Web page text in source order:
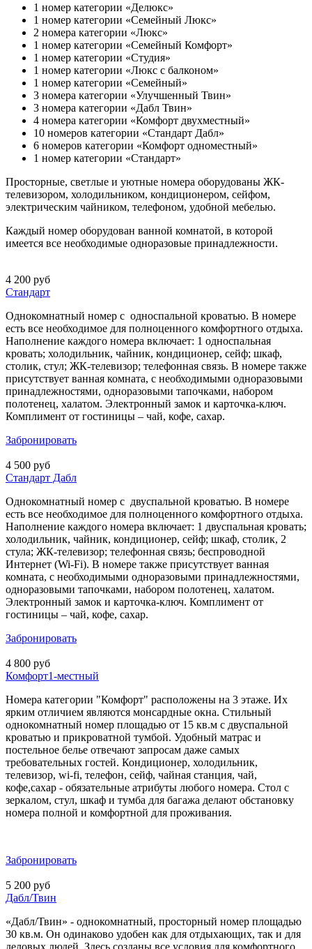
1 номер категории «Делюкс»
1 номер категории «Семейный Люкс»
2 номера категории «Люкс»
1 номер категории «Семейный Комфорт»
1 номер категории «Студия»
1 номер категории «Люкс с балконом»
1 номер категории «Семейный»
3 номера категории «Улучшенный Твин»
3 номера категории «Дабл Твин»
4 номера категории «Комфорт двухместный»
10 номеров категории «Стандарт Дабл»
6 номеров категории «Комфорт одноместный»
1 номер категории «Стандарт»
Просторные, светлые и уютные номера оборудованы ЖК-
телевизором, холодильником, кондиционером, сейфом,
электрическим чайником, телефоном, удобной мебелью.
Каждый номер оборудован ванной комнатой, в которой
имеется все необходимые одноразовые принадлежности.
4 200 руб
Стандарт
Однокомнатный номер с односпальной кроватью. В номере
есть все необходимое для полноценного комфортного отдыха.
Наполнение каждого номера включает: 1 односпальная
кровать; холодильник, чайник, кондиционер, сейф; шкаф,
столик, стул; ЖК-телевизор; телефонная связь. В номере также
присутствует ванная комната, с необходимыми одноразовыми
принадлежностями, одноразовыми тапочками, набором
полотенец, халатом. Электронный замок и карточка-ключ.
Комплимент от гостиницы – чай, кофе, сахар.
Забронировать
4 500 руб
Стандарт Дабл
Однокомнатный номер с двуспальной кроватью. В номере
есть все необходимое для полноценного комфортного отдыха.
Наполнение каждого номера включает: 1 двуспальная кровать;
холодильник, чайник, кондиционер, сейф; шкаф, столик, 2
стула; ЖК-телевизор; телефонная связь; беспроводной
Интернет (Wi-Fi). В номере также присутствует ванная
комната, с необходимыми одноразовыми принадлежностями,
одноразовыми тапочками, набором полотенец, халатом.
Электронный замок и карточка-ключ. Комплимент от
гостиницы – чай, кофе, сахар.
Забронировать
4 800 руб
Комфорт1-местный
Номера категории "Комфорт" расположены на 3 этаже. Их
ярким отличием являются монсардные окна. Стильный
однокомнатный номер площадью от 15 кв.м с двуспальной
кроватью и прикроватной тумбой. Удобный матрас и
постельное белье отвечают запросам даже самых
требовательных гостей. Кондиционер, холодильник,
телевизор, wi-fi, телефон, сейф, чайная станция, чай,
кофе,сахар - обязательные атрибуты любого номера. Стол с
зеркалом, стул, шкаф и тумба для багажа делают обстановку
номера полной и комфортной для проживания.
Забронировать
5 200 руб
Дабл/Твин
«Дабл/Твин» - однокомнатный, просторный номер площадью
30 кв.м. Он одинаково удобен как для отдыхающих, так и для
деловых людей. Здесь созданы все условия для комфортного